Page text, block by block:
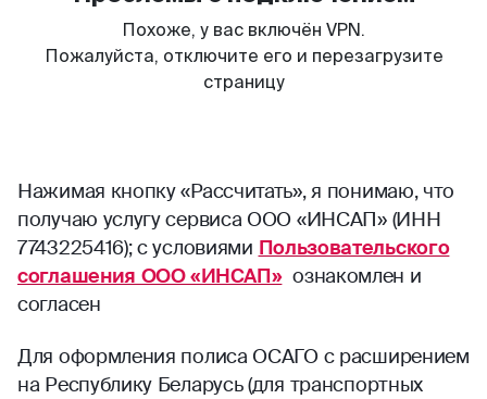
Нажимая кнопку «Рассчитать», я понимаю, что
получаю услугу сервиса ООО «ИНСАП» (ИНН
7743225416); с условиями Пользовательского
соглашения ООО «ИНСАП» ознакомлен и
согласен
Для оформления полиса ОСАГО с расширением
на Республику Беларусь (для транспортных